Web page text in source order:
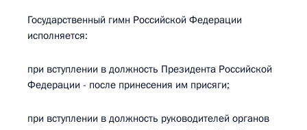
Государственный гимн Российской Федерации
исполняется:
при вступлении в должность Президента Российской
Федерации - после принесения им присяги;
при вступлении в должность руководителей органов